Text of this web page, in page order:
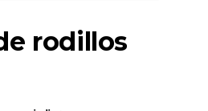
rodillos